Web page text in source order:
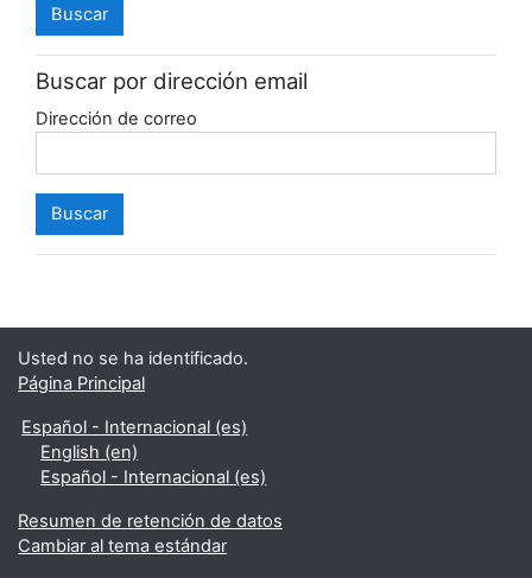
Buscar por dirección email
Dirección de correo
Usted no se ha identificado.
Página Principal
Español - Internacional ‎(es)‎
English ‎(en)‎
Español - Internacional ‎(es)‎
Resumen de retención de datos
Cambiar al tema estándar